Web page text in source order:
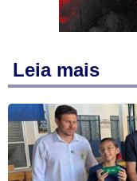
Leia mais